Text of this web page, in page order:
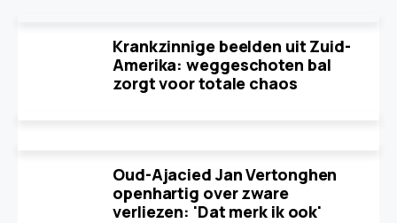
Krankzinnige beelden uit Zuid-
Amerika: weggeschoten bal
zorgt voor totale chaos
Oud-Ajacied Jan Vertonghen
openhartig over zware
verliezen: 'Dat merk ik ook'